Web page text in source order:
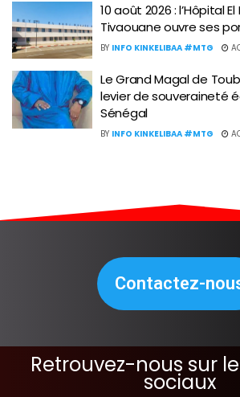
10 août 2026 : l’Hôpital
Tivaouane ouvre ses
BY INFO KINKELIBAA #MTG
Le Grand Magal de
levier de souveraineté
Sénégal
BY INFO KINKELIBAA #MTG
Contactez-
Retrouvez-nous sur
sociaux